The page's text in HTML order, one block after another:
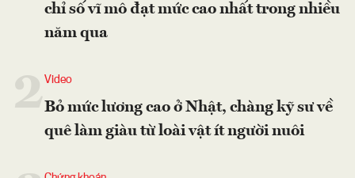
chỉ số vĩ mô đạt mức cao nhất trong nhiều
năm qua
2Video
Bỏ mức lương cao ở Nhật, chàng kỹ sư về
quê làm giàu từ loài vật ít người nuôi